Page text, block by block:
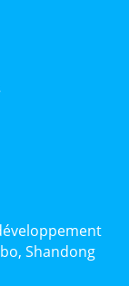
Shandong